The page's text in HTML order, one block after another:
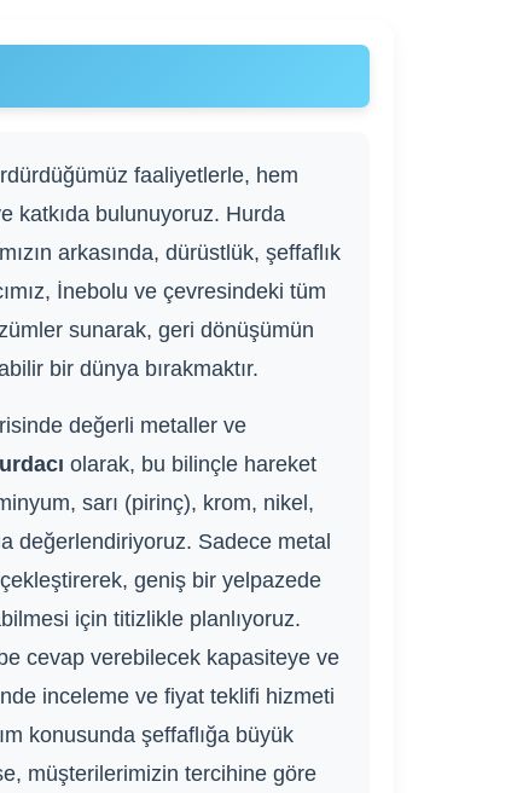
faaliyetlerle, hem
katkıda bulunuyoruz. Hurda
arkasında, dürüstlük, şeffaflık
İnebolu ve çevresindeki tüm
sunarak, geri dönüşümün
bir dünya bırakmaktır.
değerli metaller ve
olarak, bu bilinçle hareket
sarı (pirinç), krom, nikel,
değerlendiriyoruz. Sadece metal
geniş bir yelpazede
için titizlikle planlıyoruz.
cevap verebilecek kapasiteye ve
inceleme ve fiyat teklifi hizmeti
konusunda şeffaflığa büyük
müşterilerimizin tercihine göre